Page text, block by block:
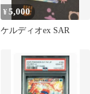
¥5,000
ケルディオex SAR